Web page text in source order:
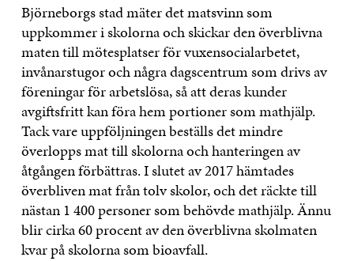
Björneborgs stad mäter det matsvinn som
uppkommer i skolorna och skickar den överblivna
maten till mötesplatser för vuxensocialarbetet,
invånarstugor och några dagscentrum som drivs av
föreningar för arbetslösa, så att deras kunder
avgiftsfritt kan föra hem portioner som mathjälp.
Tack vare uppföljningen beställs det mindre
överlopps mat till skolorna och hanteringen av
åtgången förbättras. I slutet av 2017 hämtades
överbliven mat från tolv skolor, och det räckte till
nästan 1 400 personer som behövde mathjälp. Ännu
blir cirka 60 procent av den överblivna skolmaten
kvar på skolorna som bioavfall.